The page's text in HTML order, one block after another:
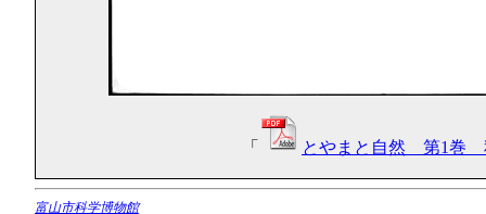
「 とやまと自然 第1巻
富山市科学博物館